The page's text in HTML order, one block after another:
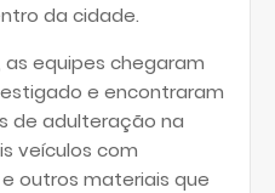
da cidade.
equipes chegaram
e encontraram
de adulteração na
veículos com
outros materiais que